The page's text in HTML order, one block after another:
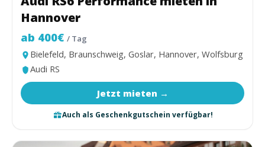
Hannover
ab 400€ / Tag
Bielefeld, Braunschweig, Goslar, Hannover, Wolfsburg
Audi RS
Jetzt mieten →
Auch als Geschenkgutschein verfügbar!